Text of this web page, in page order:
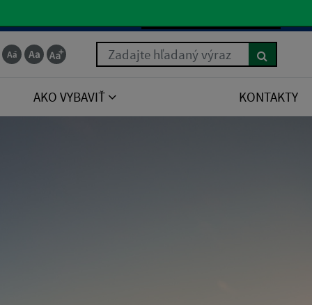
Zadajte hľadaný výraz
AKO VYBAVIŤ KONTAKTY